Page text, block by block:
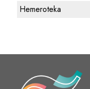
Hemeroteka